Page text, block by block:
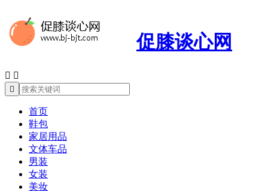
促膝谈心网
 

首页
鞋包
家居用品
文体车品
男装
女装
美妆